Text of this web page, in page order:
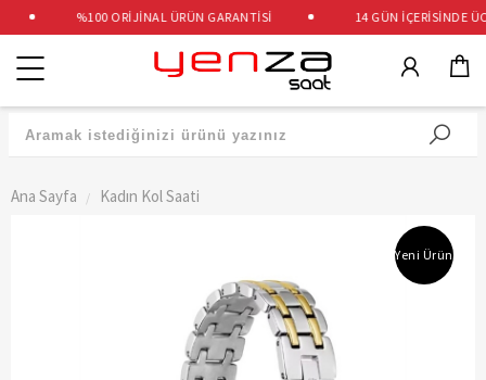
%100 ORİJİNAL ÜRÜN GARANTİSİ 14 GÜN İÇERİSİNDE
Kategoriler
Ana Sayfa Kadın Kol Saati
Yeni Ürün